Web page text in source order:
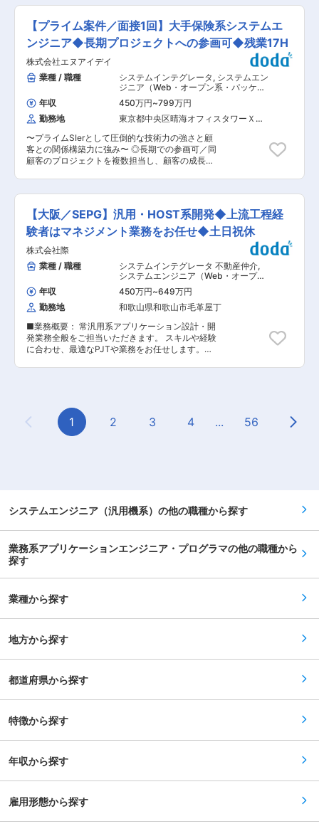
サポート体制 入社後は既存プロジェクトへ参画
し、経験に応じて設計や開発業務から担当いただ
きます。先輩社員によるOJTで業務理解を深めな
がら、段階的に担当領域を広げて独り立ちを目指
していただきます。 ■業務の特徴 依頼元が大手
通信事業者に限定されているため、顧客との関係
性が安定していることが特徴です。案件ごとに顧
客が変わりにくく、開発スキルを磨きながら長期
的なキャリア形成が可能です。 ■求人魅力 ・週4
日リモート勤務が可能で、客先出社は週1〜2日ま
たは月1回程度です。フルフレックス制度を導入
し、月平均残業20時間、年間休日126日とワーク
ライフバランスを重視できる環境です。 ・要件定
に集中できます。エンジニアとして専門性を高め
ながら、着実なスキルアップを目指せます。 ・年
律3万円、有給14日を入社直後に付与するなど、
社員が長く活躍できる制度が整っています。 変更
の範囲：会社の定める業務
設計、制御手順の制定や実装をお任せいたしま
す。 ■具体的な業務： （1）業務支援用アプリケ
ーションソフトウェア設計（顧客向け/社内向け）
業務効率化改善のソフト開発をご担当いただきま
す。 ・営業／設計／製造業務プロセス標準化の為
の各種システム製作 ・データ一元管理用社内ネッ
トワーク構築＋付随システム製作 開発言語：C#
／VB.Net／VBA、データベース：SQL Server／
ACCESS （2）FA設備のアプリケーションソフト
ウェア設計 エンドユーザ—から鉄道車両用機器の
検査設備の依頼を受け、親会社ナブテスコ社の要
件定義に基づき、ソフトウェア設計、製作〜据
付、アフターフォローまで同社が担当致します。
制御システムの試験結果データを蓄積、データの
処理をご担当いただきます。一部制御プログラム
もお任せ致します。 ・制御手順の制定／ソフトウ
ベテラン社員が基礎から教育致しますのでご安心
ください。 ■出張に関して： 年2〜3回 1回につ
き１週間程、部分的なソフトウェアの設計のため
の出張が発生することがあります。出張エリア
は、[国内]北海道〜沖縄まで ■組織構成： 技術職
は10名で、ソフト2名(30代半ば1名、20代半ば1
名 )、機械設計6名、電気設計2名（50代前半1
名、30代半ば1名）にて構成。 変更の範囲：会社
の定める業務
【プライム案件／面接1回】大手保険系システムエ
ンジニア◆長期プロジェクトへの参画可◆残業17H
株式会社エヌアイデイ
業種 / 職種
システムインテグレータ , システムエン
ジニア（Web・オープン系・パッケー
ジ開発） システムエンジニア（汎用機
系）
年収 450万円~799万円
勤務地
東京都中央区晴海オフィスタワーＸ
〜プライムSIerとして圧倒的な技術力の強さと顧
客との関係構築力に強み〜 ◎長期での参画可／同
顧客のプロジェクトを複数担当し、顧客の成長と
間程度・フレックスタイム制・年休123日／離職
率3％／平均勤続年数15.5年 ◎一斉帰社日や全社
イベントにも積極的で帰属意識が高い組織です 国
内の大手生損保企業の一次請けパートナーとし
て、基幹系システム開発に携わっていただきま
す。制度改定や機能拡張、新商品対応によるシス
テム開発・改修対応まで保険業務に精通したITの
プロフェッショナルが揃っている環境です。 ※開
発言語：Java、C#など ■ポジションの魅力： ・
30年以上の長期取引顧客をご担当いただくため、
数十名の大規模体制の中で働くことができます。
・一次請けのため、開発の上流工程から一貫して
携わることが可能です。 ・生損保の業務知識はな
くてもOK。社内で業務知識を学ぶ機会が充実し
ています。 ・一人常駐などではなく、チームワー
クあふれる環境で腰を据えて成長することができ
談で自己評価と上長評価を合わせて決定します。
また、上長と話し合った上で自身のスキルを『棚
卸し』する機会でもあり、今身に付けなくてはな
プライベートとのメリハリをつけて働くことがで
にわたり大手顧客からプライム案件を請け続けて
いる技術力の強さと顧客との関係構築力に裏付け
会社の定める業務
【大阪／SEPG】汎用・HOST系開発◆上流工程経
験者はマネジメント業務をお任せ◆土日祝休
株式会社際
業種 / 職種
システムインテグレータ 不動産仲介,
システムエンジニア（Web・オープン
系・パッケージ開発） システムエンジ
ニア（汎用機系）
年収 450万円~649万円
勤務地
和歌山県和歌山市毛革屋丁
■業務概要： 常汎用系アプリケーション設計・開
発業務全般をご担当いただきます。 スキルや経験
に合わせ、最適なPJTや業務をお任せします。上
て： ＜期間＞ 1ヶ月〜最長2年など様々 ＜担当＞
1人1案件、基本的に掛け持ちは無し ＜顧客＞ 民
間企業9割／官公庁1割（契約更新を長年継続） ＜
力： ◇直近、銀行系企業様でレガシーシステムを
刷新する案件をいただくことが多く、そうした大
きなシステム改善のプロジェクトに携わることが
できます。 ◇独立系システムハウスであるため、
お客様の要求仕様に最適な機器を使用したシステ
業務を拡大する上で、スキル層などに応じて業務
身は、和歌山市で20年以上にわたってシステム開
の割合が高く、現在も大手電機メーカーをはじめ
とした、お客様の80％以上と直接取引を実現して
います。 ・客先常駐が主な勤務スタイルとなって
いますが、月に1回は全員が本社に帰社し、交流
す。 ・2010年、ビジネスの幅を広げるために、
た、東京支社ではスマートフォンアプリの開発に
も積極的に取り組んでおり、常に新しい技術・サ
ービスを取り入れる風土が根付いています。
Previous Page
1 2 3 4 ... 56
システムエンジニア（汎用機系）の他の職種から探す
業務系アプリケーションエンジニア・プログラマの他の職種から
探す
業種から探す
地方から探す
都道府県から探す
特徴から探す
年収から探す
雇用形態から探す